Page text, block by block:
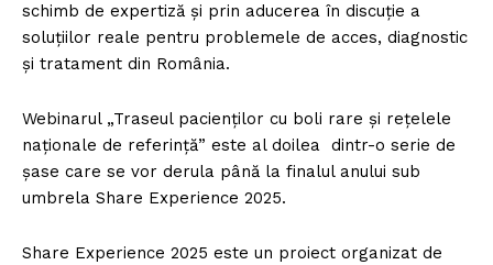
schimb de expertiză și prin aducerea în discuție a
soluțiilor reale pentru problemele de acces, diagnostic
și tratament din România.
Webinarul „Traseul pacienților cu boli rare și rețelele
naționale de referință” este al doilea dintr-o serie de
șase care se vor derula până la finalul anului sub
umbrela Share Experience 2025.
Share Experience 2025 este un proiect organizat de